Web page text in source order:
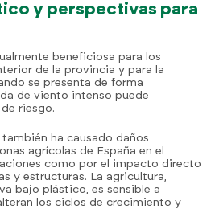
y perspectivas para
beneficiosa para los
de la provincia y para la
se presenta de forma
de viento intenso puede
riesgo.
ha causado daños
agrícolas de España en el
como por el impacto directo
y estructuras. La agricultura,
bajo plástico, es sensible a
los ciclos de crecimiento y